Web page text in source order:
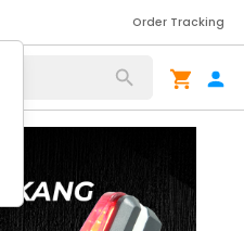
Order Tracking